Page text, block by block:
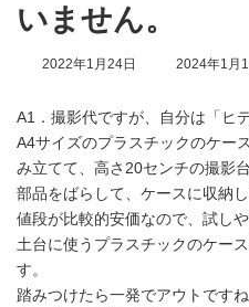
いません。
2022年1月24日
最
新
時
:
2024年1月
A1．撮影代ですが、自分は「ヒ
A4サイズのプラスチックのケー
み立てて、高さ20センチの撮影
部品をばらして、ケースに収納
値段が比較的安価なので、試しや
土台に使うプラスチックのケー
す。
踏みつけたら一発でアウトですね